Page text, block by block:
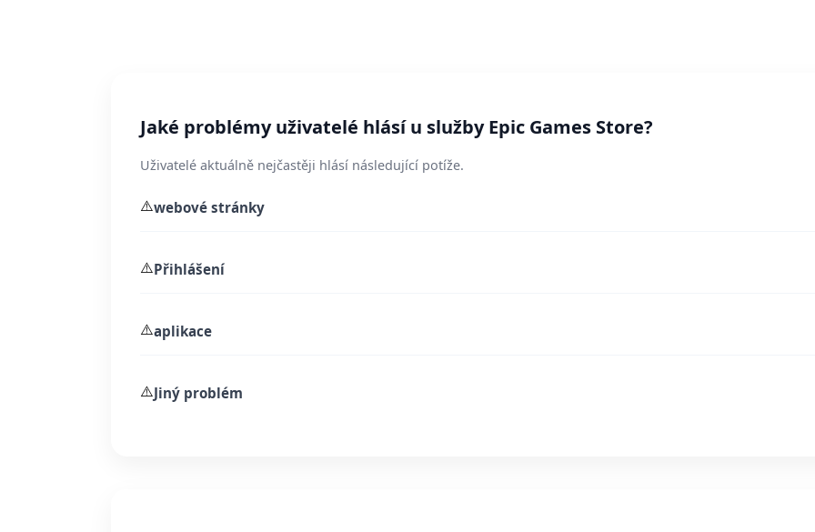
Jaké problémy uživatelé hlásí u služby Epic Games Store?
Uživatelé aktuálně nejčastěji hlásí následující potíže.
⚠️webové stránky
⚠️Přihlášení
⚠️aplikace
⚠️Jiný problém